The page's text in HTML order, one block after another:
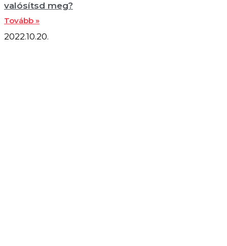
valósítsd meg?
Tovább »
2022.10.20.